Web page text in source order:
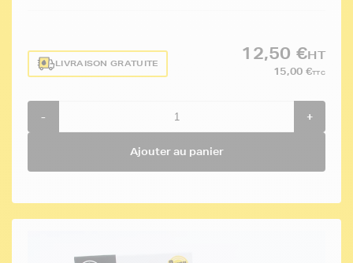
LIVRAISON GRATUITE
12,50 €HT
15,00 €TTC
- +
Ajouter au panier